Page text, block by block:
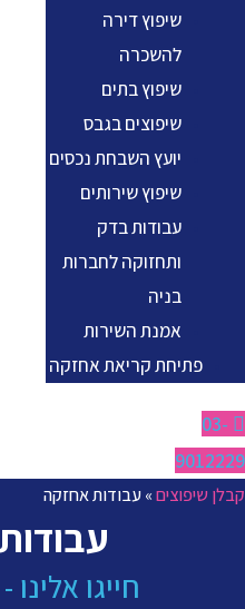
שיפוץ דירה
להשכרה
שיפוץ בתים
שיפוצים בגבס
יועץ השבחת נכסים
שיפוץ שירותים
עבודות בדק
ותחזוקה לחברות
בניה
אמנת השירות
פתיחת קריאת אחזקה
03-
9012229
קבלן שיפוצים»עבודות אחזקה
חייגו אלינו - 03-9012229